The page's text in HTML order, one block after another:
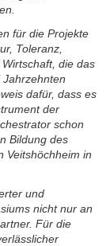
für die Projekte
Toleranz,
die das
dafür, dass es
der
schon
Bildung des
Veitshöchheim in
und
nicht nur an
Für die